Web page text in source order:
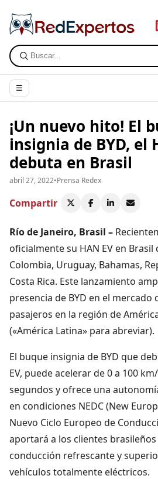
☰
¡Un nuevo hito! El
insignia de BYD, el
debuta en Brasil
abril 27, 2022•Prensa Redex
Compartir
Río de Janeiro, Brasil –
oficialmente su HAN EV en Brasil
Colombia, Uruguay, Bahamas,
Costa Rica. Este lanzamiento
presencia de BYD en el mercado
pasajeros en la región de
(«América Latina» para abreviar).
El buque insignia de BYD que
EV, puede acelerar de 0 a 100
segundos y ofrece una
en condiciones NEDC (New
Nuevo Ciclo Europeo de
aportará a los clientes
conducción refrescante y
vehículos totalmente eléctricos.